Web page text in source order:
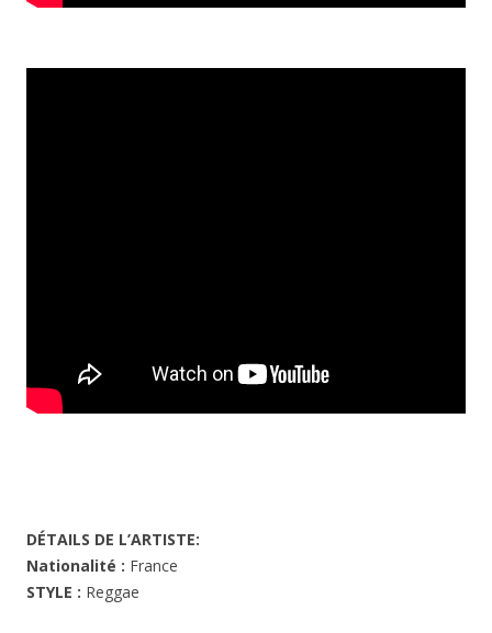
DÉTAILS DE L’ARTISTE:
Nationalité : France
STYLE : Reggae